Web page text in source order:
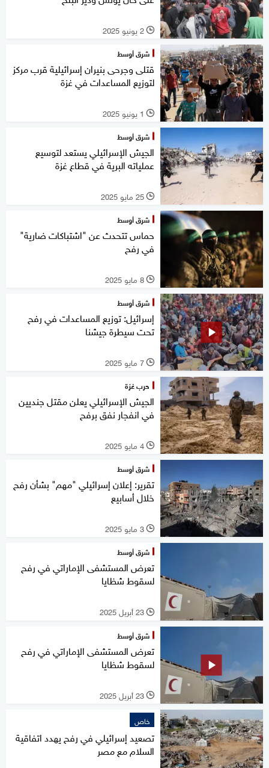
l 2 يونيو 2025
شرق أوسط
قتلى وجرحى بنيران إسرائيلية قرب مركز
لتوزيع المساعدات في غزة
l 1 يونيو 2025
شرق أوسط
الجيش الإسرائيلي يستعد لتوسيع
عملياته البرية في قطاع غزة
l 25 مايو 2025
شرق أوسط
حماس تتحدث عن "اشتباكات ضارية"
في رفح
l 8 مايو 2025
شرق أوسط
إسرائيل: توزيع المساعدات في رفح
تحت سيطرة جيشنا
l 7 مايو 2025
حرب غزة
الجيش الإسرائيلي يعلن مقتل جنديين
في انفجار نفق برفح
l 4 مايو 2025
شرق أوسط
تقرير: إعلان إسرائيلي "مهم" بشأن رفح
خلال أسابيع
l 3 مايو 2025
شرق أوسط
تعرض المستشفى الإماراتي في رفح
لسقوط شظايا
l 23 أبريل 2025
شرق أوسط
تعرض المستشفى الإماراتي في رفح
لسقوط شظايا
l 23 أبريل 2025
خاص
تصعيد إسرائيلي في رفح يهدد اتفاقية
السلام مع مصر